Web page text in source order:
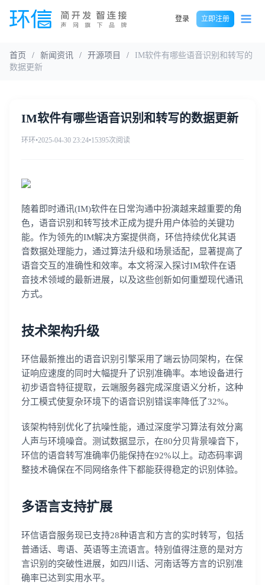
登录 立即注册
首页 / 新闻资讯 / 开源项目 /
IM软件有哪些语音识别和转写的
数据更新
IM软件有哪些语音识别和转写的数据更新
环环•2025-04-30 23:24•15395次阅读
随着即时通讯(IM)软件在日常沟通中扮演越来越重要的角
色，语音识别和转写技术正成为提升用户体验的关键功
能。作为领先的IM解决方案提供商，环信持续优化其语
音数据处理能力，通过算法升级和场景适配，显著提高了
语音交互的准确性和效率。本文将深入探讨IM软件在语
音技术领域的最新进展，以及这些创新如何重塑现代通讯
方式。
技术架构升级
环信最新推出的语音识别引擎采用了端云协同架构，在保
证响应速度的同时大幅提升了识别准确率。本地设备进行
初步语音特征提取，云端服务器完成深度语义分析，这种
分工模式使复杂环境下的语音识别错误率降低了32%。
该架构特别优化了抗噪性能，通过深度学习算法有效分离
人声与环境噪音。测试数据显示，在80分贝背景噪音下，
环信的语音转写准确率仍能保持在92%以上。动态码率调
整技术确保在不同网络条件下都能获得稳定的识别体验。
多语言支持扩展
环信语音服务现已支持28种语言和方言的实时转写，包括
普通话、粤语、英语等主流语言。特别值得注意的是对方
言识别的突破性进展，如四川话、河南话等方言的识别准
确率已达到实用水平。